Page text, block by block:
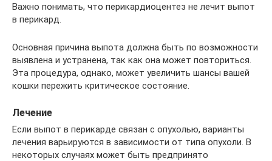
Важно понимать, что перикардиоцентез не лечит выпот
в перикард.
Основная причина выпота должна быть по возможности
выявлена и устранена, так как она может повториться.
Эта процедура, однако, может увеличить шансы вашей
кошки пережить критическое состояние.
Лечение
Если выпот в перикарде связан с опухолью, варианты
лечения варьируются в зависимости от типа опухоли. В
некоторых случаях может быть предпринято